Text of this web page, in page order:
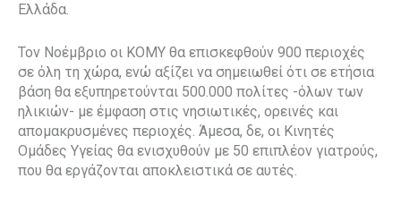
Ελλάδα.
Τον Νοέμβριο οι ΚΟΜΥ θα επισκεφθούν 900 περιοχές
σε όλη τη χώρα, ενώ αξίζει να σημειωθεί ότι σε ετήσια
βάση θα εξυπηρετούνται 500.000 πολίτες -όλων των
ηλικιών- με έμφαση στις νησιωτικές, ορεινές και
απομακρυσμένες περιοχές. Άμεσα, δε, οι Κινητές
Ομάδες Υγείας θα ενισχυθούν με 50 επιπλέον γιατρούς,
που θα εργάζονται αποκλειστικά σε αυτές.